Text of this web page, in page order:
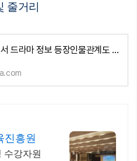
줄거리
나의 완벽한 비서 드라마 정보 등장인물관계도 원작 ott 몇부작 및 줄거리
진흥원